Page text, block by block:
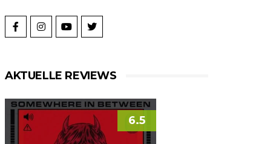
AKTUELLE REVIEWS
6.5